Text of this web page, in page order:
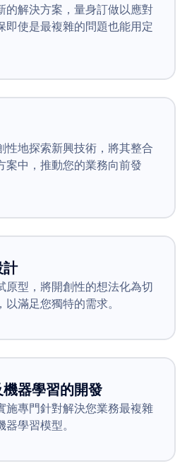
的解決方案，量身訂做以應對
即使是最複雜的問題也能用定
性地探索新興技術，將其整合
案中，推動您的業務向前發
計
原型，將開創性的想法化為切
滿足您獨特的需求。
器學習的開發
施專門針對解決您業務最複雜
學習模型。